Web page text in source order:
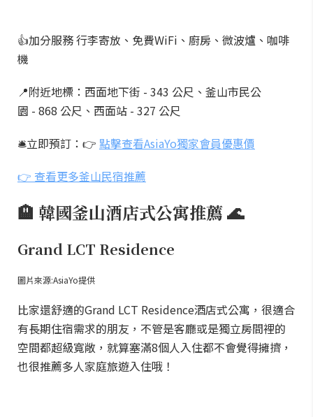
👍加分服務 行李寄放、免費WiFi、廚房、微波爐、咖啡
機
📍附近地標：西面地下街 - 343 公尺、釜山市民公
園 - 868 公尺、西面站 - 327 公尺
🛎️立即預訂：👉 點擊查看AsiaYo獨家會員優惠價
👉 查看更多釜山民宿推薦
🏨 韓國釜山酒店式公寓推薦 🌊
Grand LCT Residence
圖片來源:AsiaYo提供
比家還舒適的Grand LCT Residence酒店式公寓，很適合
有長期住宿需求的朋友，不管是客廳或是獨立房間裡的
空間都超級寬敞，就算塞滿8個人入住都不會覺得擁擠，
也很推薦多人家庭旅遊入住哦！